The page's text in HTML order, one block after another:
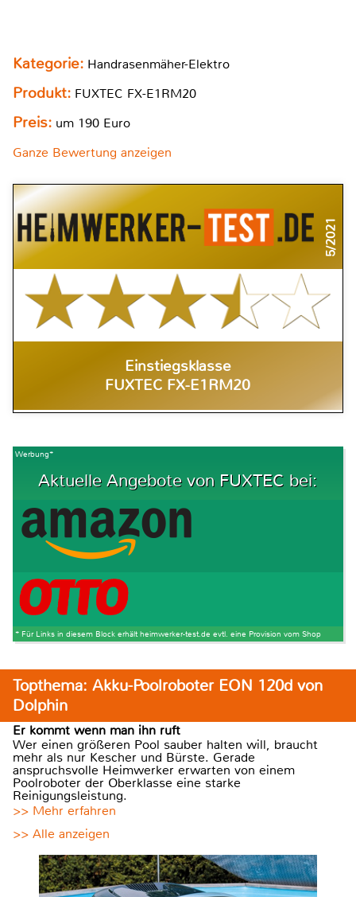
Kategorie: Handrasenmäher-Elektro
Produkt: FUXTEC FX-E1RM20
Preis: um 190 Euro
Ganze Bewertung anzeigen
5/2021
Einstiegsklasse
FUXTEC FX-E1RM20
Werbung*
Aktuelle Angebote von FUXTEC bei:
* Für Links in diesem Block erhält heimwerker-test.de evtl. eine Provision vom Shop
Topthema: Akku-Poolroboter EON 120d von
Dolphin
Er kommt wenn man ihn ruft
Wer einen größeren Pool sauber halten will, braucht
mehr als nur Kescher und Bürste. Gerade
anspruchsvolle Heimwerker erwarten von einem
Poolroboter der Oberklasse eine starke
Reinigungsleistung.
>> Mehr erfahren
>> Alle anzeigen